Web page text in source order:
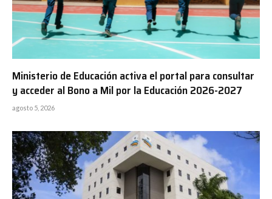
Ministerio de Educación activa el portal para consultar
y acceder al Bono a Mil por la Educación 2026-2027
agosto 5, 2026